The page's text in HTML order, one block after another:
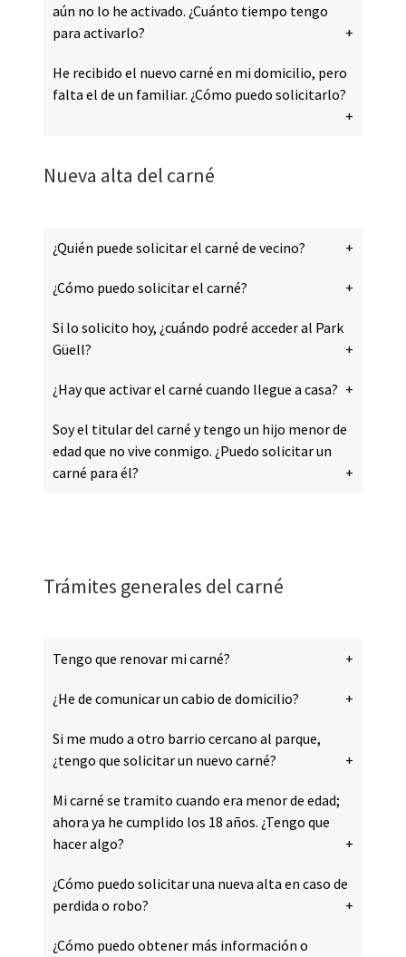
aún no lo he activado. ¿Cuánto tiempo tengo
para activarlo?
He recibido el nuevo carné en mi domicilio, pero
falta el de un familiar. ¿Cómo puedo solicitarlo?
Nueva alta del carné
¿Quién puede solicitar el carné de vecino?
¿Cómo puedo solicitar el carné?
Si lo solicito hoy, ¿cuándo podré acceder al Park
Güell?
¿Hay que activar el carné cuando llegue a casa?
Soy el titular del carné y tengo un hijo menor de
edad que no vive conmigo. ¿Puedo solicitar un
carné para él?
Trámites generales del carné
Tengo que renovar mi carné?
¿He de comunicar un cabio de domicilio?
Si me mudo a otro barrio cercano al parque,
¿tengo que solicitar un nuevo carné?
Mi carné se tramito cuando era menor de edad;
ahora ya he cumplido los 18 años. ¿Tengo que
hacer algo?
¿Cómo puedo solicitar una nueva alta en caso de
perdida o robo?
¿Cómo puedo obtener más información o